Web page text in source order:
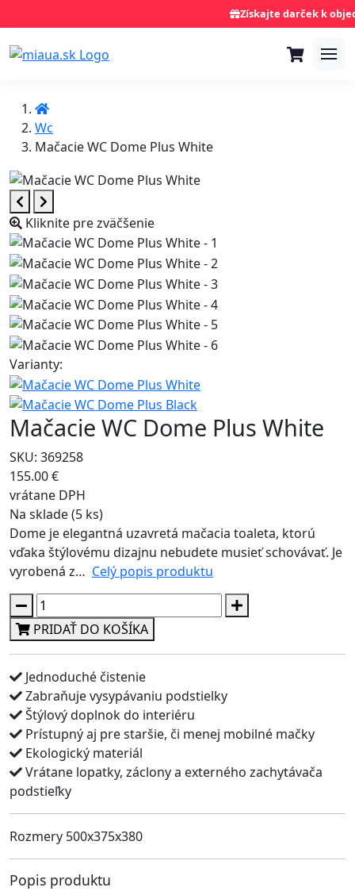
Získajte darček k
Wc
Mačacie WC Dome Plus White
Kliknite pre zväčšenie
Varianty:
Mačacie WC Dome Plus White
SKU: 369258
155.00 €
vrátane DPH
Na sklade (5 ks)
Dome je elegantná uzavretá mačacia toaleta, ktorú
vďaka štýlovému dizajnu nebudete musieť schovávať. Je
vyrobená z… Celý popis produktu
PRIDAŤ DO KOŠÍKA
Jednoduché čistenie
Zabraňuje vysypávaniu podstielky
Štýlový doplnok do interiéru
Prístupný aj pre staršie, či menej mobilné mačky
Ekologický materiál
Vrátane lopatky, záclony a externého zachytávača
podstieľky
Rozmery 500x375x380
Popis produktu